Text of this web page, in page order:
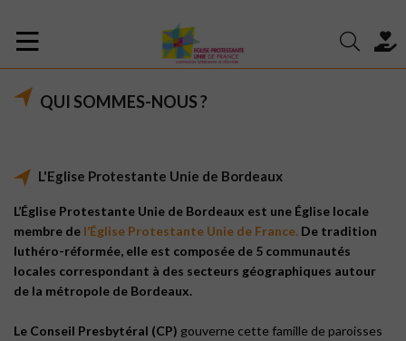
QUI SOMMES-NOUS ?
L'Eglise Protestante Unie de Bordeaux
L’Église Protestante Unie de Bordeaux est une Église locale
membre de l’Église Protestante Unie de France. De tradition
luthéro-réformée, elle est composée de 5 communautés
locales correspondant à des secteurs géographiques autour
de la métropole de Bordeaux.
Le Conseil Presbytéral (CP) gouverne cette famille de paroisses